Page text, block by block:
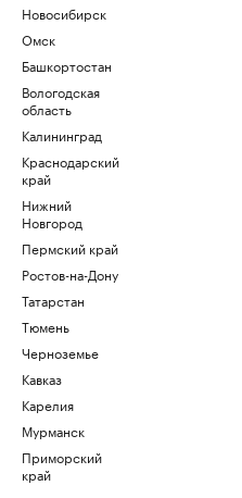
Новосибирск
Омск
Башкортостан
Вологодская
область
Калининград
Краснодарский
край
Нижний
Новгород
Пермский край
Ростов-на-Дону
Татарстан
Тюмень
Черноземье
Кавказ
Карелия
Мурманск
Приморский
край